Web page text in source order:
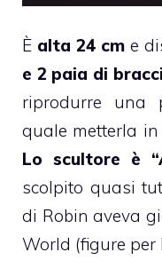
È alta 24 cm e
e 2 paia di
riprodurre una
quale metterla
Lo scultore è
scolpito quasi
di Robin aveva
World (figure per